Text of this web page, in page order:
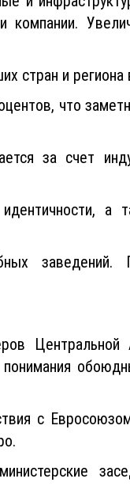
стран и
что
за счет
а
заведений.
с